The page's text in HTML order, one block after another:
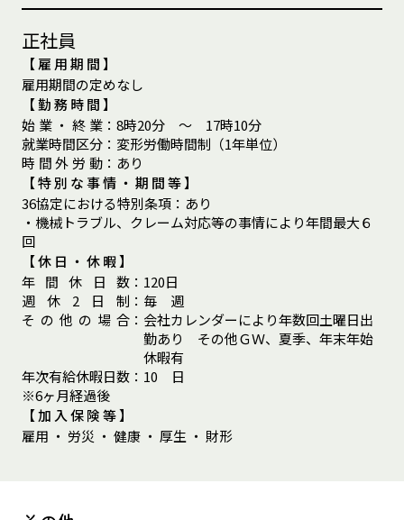
正社員
【雇用期間】
雇用期間の定めなし
【勤務時間】
始 業 ・ 終 業： 8時20分 ～ 17時10分
就業時間区分： 変形労働時間制（1年単位）
時 間 外 労 動： あり
【特別な事情・期間等】
36協定における特別条項： あり
・機械トラブル、クレーム対応等の事情により年間最大６
回
【休日・休暇】
年 間 休 日 数： 120日
週
休 2 日 制 ： 毎 週
そ の 他 の 場 合： 会社カレンダーにより年数回土曜日出
勤あり その他ＧＷ、夏季、年末年始
休暇有
年次有給休暇日数
※6ヶ月経過後
： 10 日
【加入保険等】
雇用 ・ 労災 ・ 健康 ・ 厚生 ・ 財形